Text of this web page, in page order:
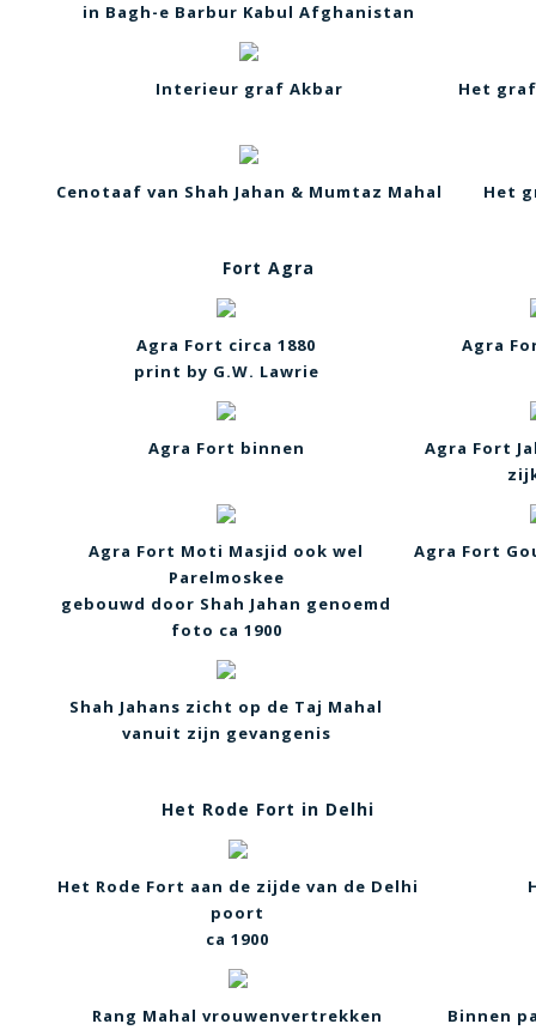
in Bagh-e Barbur Kabul Afghanistan
Interieur graf Akbar Het
Cenotaaf van Shah Jahan & Mumtaz Mahal Het
Fort Agra
Agra Fort circa 1880
print by G.W. Lawrie
Agra
Agra Fort binnen
Agra Fort
Agra Fort Moti Masjid ook wel
Parelmoskee
gebouwd door Shah Jahan genoemd
foto ca 1900
Agra Fort
Shah Jahans zicht op de Taj Mahal
vanuit zijn gevangenis
Het Rode Fort in Delhi
Het Rode Fort aan de zijde van de Delhi
poort
ca 1900
Rang Mahal vrouwenvertrekken
Binnen